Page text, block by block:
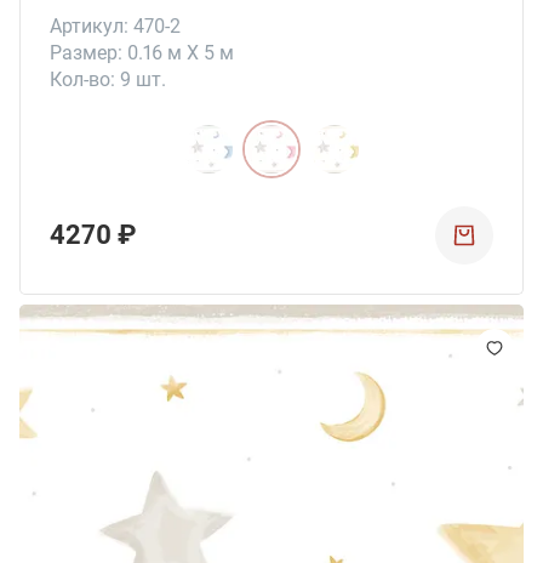
Артикул: 470-2
Размер: 0.16 м X 5 м
Кол-во: 9 шт.
4270 ₽